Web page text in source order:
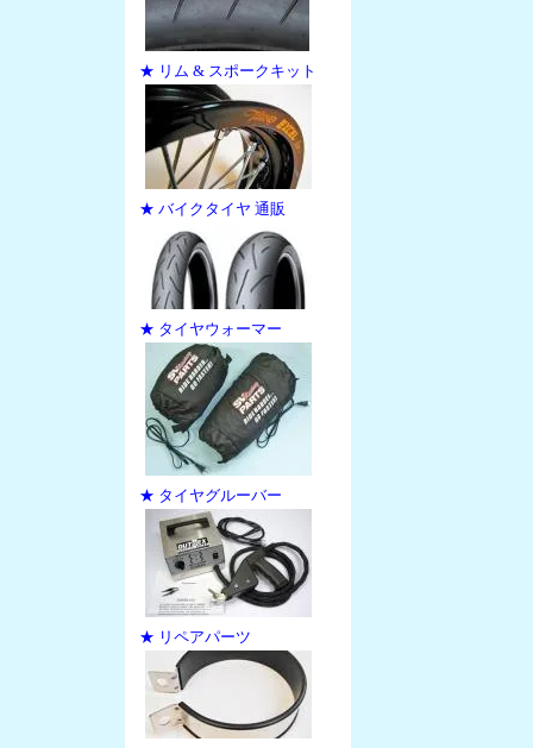
★ リム & スポークキット
★ バイクタイヤ 通販
★ タイヤウォーマー
★ タイヤグルーバー
★ リペアパーツ